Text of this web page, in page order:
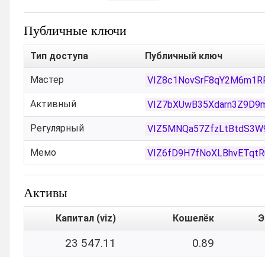
Публичные ключи
Тип доступа Публичный ключ
Мастер
Активный
Регулярный
Мемо
Активы
Капитал (viz) Кошелёк
23 547.11 0.89